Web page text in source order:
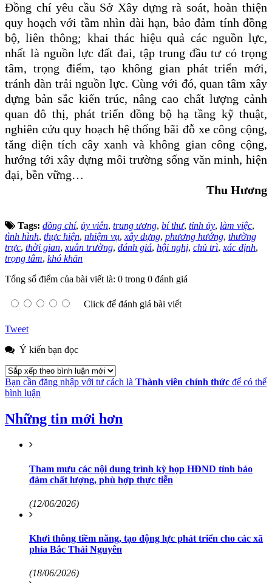
Đồng chí yêu cầu Sở Xây dựng rà soát, hoàn thiện
quy hoạch với tầm nhìn dài hạn, bảo đảm tính đồng
bộ, liên thông; khai thác hiệu quả các nguồn lực,
nhất là nguồn lực đất đai, tập trung đầu tư có trọng
tâm, trọng điểm, tạo không gian phát triển mới,
tránh dàn trải nguồn lực. Cùng với đó, quan tâm xây
dựng bản sắc kiến trúc, nâng cao chất lượng cảnh
quan đô thị, phát triển đồng bộ hạ tầng kỹ thuật,
nghiên cứu quy hoạch hệ thống bãi đỗ xe công cộng,
tăng diện tích cây xanh và không gian công cộng,
hướng tới xây dựng môi trường sống văn minh, hiện
đại, bền vững…
Thu Hương
Tags: đồng chí, ủy viên, trung ương, bí thư, tỉnh ủy, làm việc,
tình hình, thực hiện, nhiệm vụ,xây dựng, phương hướng, thường
trực, thời gian,xuân trường, đánh giá, hội nghị, chủ trì,xác định,
trọng tâm, khó khăn
Tổng số điểm của bài viết là: 0 trong 0 đánh giá
Click để đánh giá bài viết
Tweet
Ý kiến bạn đọc
Bạn cần đăng nhập với tư cách là Thành viên chính thức để có thể
bình luận
Những tin mới hơn
Tham mưu các nội dung trình kỳ họp HĐND tỉnh bảo
đảm chất lượng, phù hợp thực tiễn
(12/06/2026)
Khơi thông tiềm năng, tạo động lực phát triển cho các xã
phía Bắc Thái Nguyên
(18/06/2026)